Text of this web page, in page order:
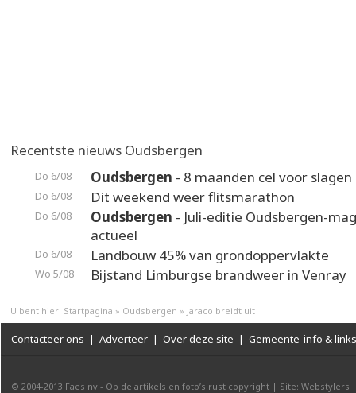
Recentste nieuws Oudsbergen
Do 6/08 Oudsbergen - 8 maanden cel voor
Do 6/08 Dit weekend weer flitsmarathon
Do 6/08 Oudsbergen - Juli-editie Oudsbergen-
actueel
Do 6/08 Landbouw 45% van grondoppervlakte
Wo 5/08 Bijstand Limburgse brandweer in Venray
U bent hier: Startpagina » Oudsbergen » Jaraco breidt uit
Contacteer ons | Adverteer | Over deze site | Gemeente-info & links
© 2004-2013 Faes nv - Op de artikels en foto’s rust copyright | Site: Webstylers